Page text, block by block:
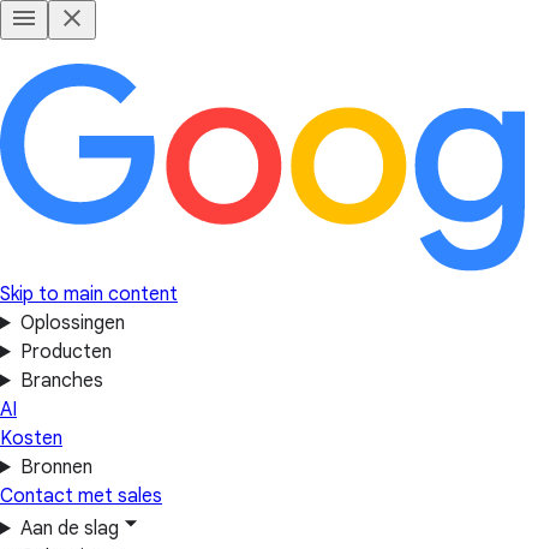
Skip to main content
Oplossingen
Producten
Branches
AI
Kosten
Bronnen
Contact met sales
Aan de slag